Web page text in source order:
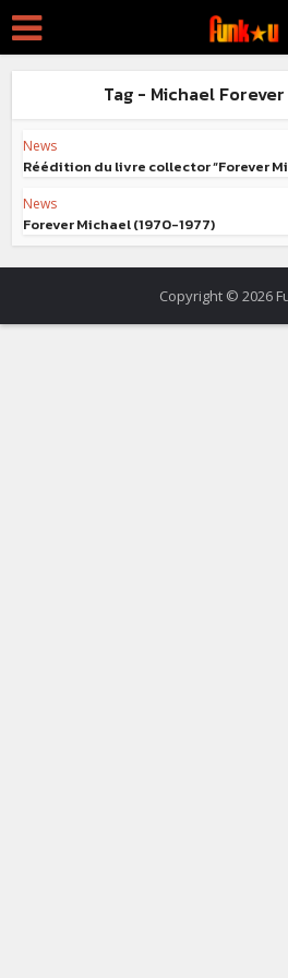
Tag - Michael
News
Réédition du livre collector “Forever
News
Forever Michael (1970-1977)
Copyright © 2026